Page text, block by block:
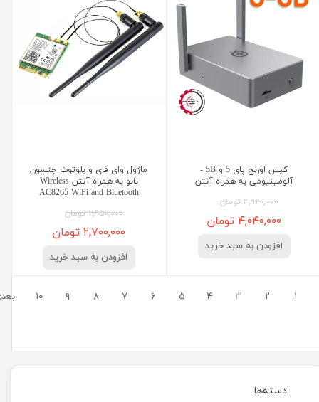
دسته‌ها
کیس اورنج پای 5 و 5B -
آلومینیومی به همراه آنتن
۴,۹۲۰,۰۰۰ تومان
۴,۰۴۰,۰۰۰ تومان
افزودن به سبد خرید
ماژول وای فای و بلوتوث جتسون
نانو به همراه آنتن Wireless
AC8265 WiFi and Bluetooth
۲,۹۵۰,۰۰۰ تومان
۲,۷۰۰,۰۰۰ تومان
افزودن به سبد خرید
۱ ۲ ۳ ۴ ۵ ۶ ۷ ۸ ۹ ۱۰